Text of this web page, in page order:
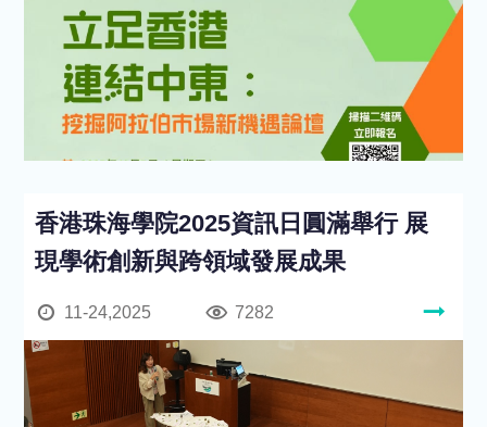
香港珠海學院2025資訊日圓滿舉行 展
現學術創新與跨領域發展成果
11-24,2025 7282